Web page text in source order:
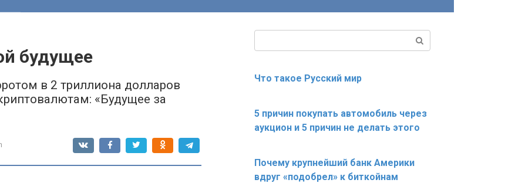
будущее
в 2 триллиона долларов
«Будущее за
Что такое Русский мир
5 причин покупать автомобиль через
аукцион и 5 причин не делать этого
Почему крупнейший банк Америки
вдруг «подобрел» к биткойнам